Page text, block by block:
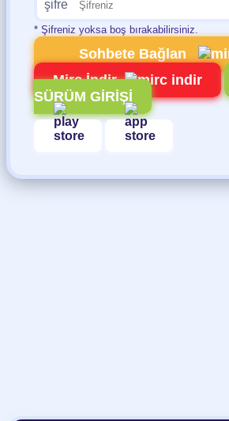
* Şifreniz yoksa boş bırakabilirsiniz.
Sohbete Bağlan
Mirc İndir
SÜRÜM GİRİŞİ